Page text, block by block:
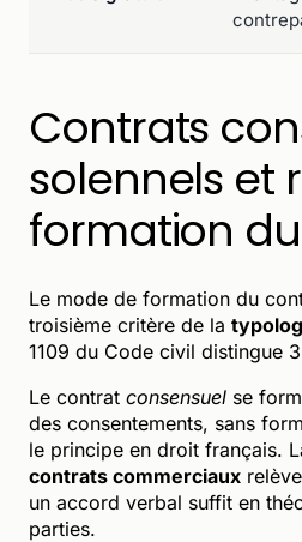
Contrats
solennels et
formation
Le mode de formation du
troisième critère de la
1109 du Code civil distingue
Le contrat consensuel se
des consentements, sans
le principe en droit français.
contrats commerciaux
un accord verbal suffit en
parties.